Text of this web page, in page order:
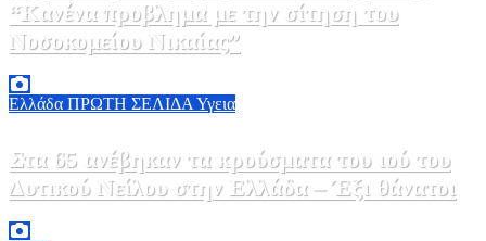
“Κανένα προβλημα με την σίτηση του
Νοσοκομείου Νικαίας”
Ελλάδα ΠΡΩΤΗ ΣΕΛΙΔΑ Υγεια
Στα 65 ανέβηκαν τα κρούσματα του ιού του
Δυτικού Νείλου στην Ελλάδα – Έξι θάνατοι